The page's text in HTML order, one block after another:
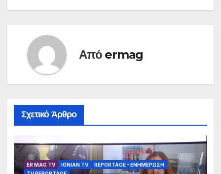
Από ermag
Σχετικό Άρθρο
ER MAG TV IONIAN TV
REPORTAGE - EΝΗΜΈΡΩΣΗ